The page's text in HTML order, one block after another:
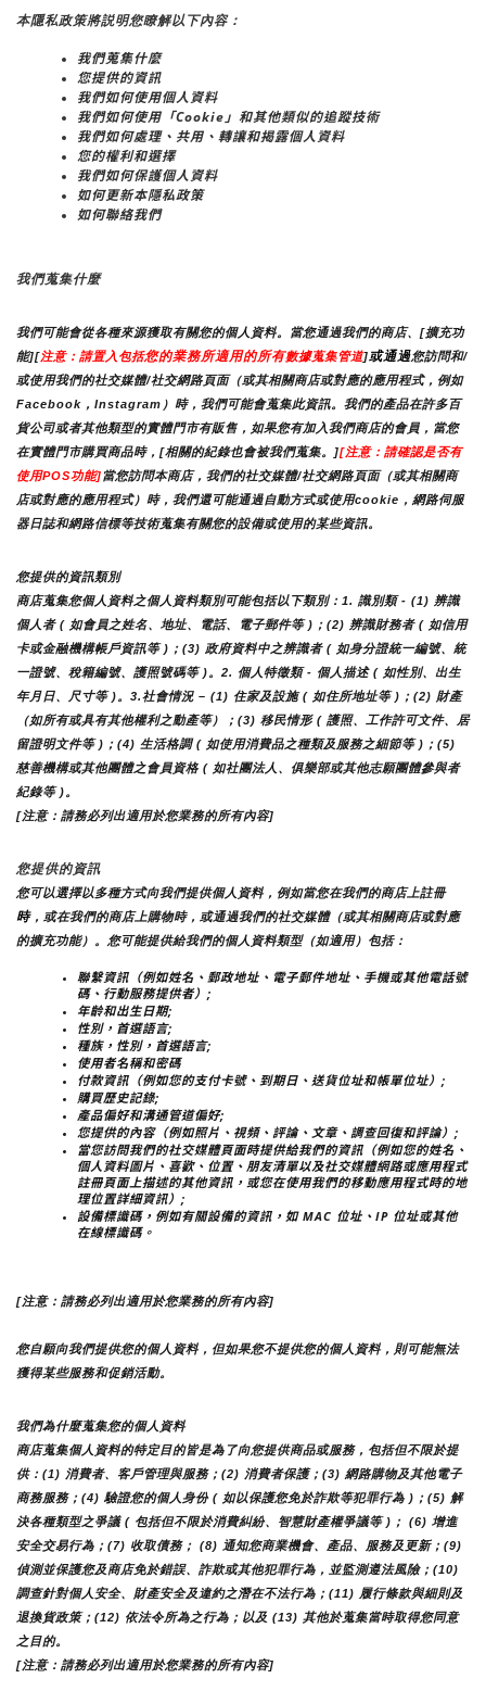
本隱私政策將説明您瞭解以下內容：
我們蒐集什麼
您提供的資訊
我們如何使用個人資料
我們如何使用「Cookie」和其他類似的追蹤技術
我們如何處理、共用、轉讓和揭露個人資料
您的權利和選擇
我們如何保護個人資料
如何更新本隱私政策
如何聯絡我們
我們蒐集什麼
我們可能會從各種來源獲取有關您的個人資料。當您通過我們的商店、[擴充功
能][注意：請置入包括您的業務所適用的所有數據蒐集管道]或通過您訪問和/
或使用我們的社交媒體/社交網路頁面（或其相關商店或對應的應用程式，例如
Facebook，Instagram）時，我們可能會蒐集此資訊。我們的產品在許多百
貨公司或者其他類型的實體門市有販售，如果您有加入我們商店的會員，當您
在實體門市購買商品時，[相關的紀錄也會被我們蒐集。][注意：請確認是否有
使用POS功能]當您訪問本商店，我們的社交媒體/社交網路頁面（或其相關商
店或對應的應用程式）時，我們還可能通過自動方式或使用cookie，網路伺服
器日誌和網路信標等技術蒐集有關您的設備或使用的某些資訊。
您提供的資訊類別
商店蒐集您個人資料之個人資料類別可能包括以下類別：1. 識別類 - (1) 辨識
個人者 ( 如會員之姓名、地址、電話、電子郵件等 )；(2) 辨識財務者 ( 如信用
卡或金融機構帳戶資訊等 )；(3) 政府資料中之辨識者 ( 如身分證統一編號、統
一證號、稅籍編號、護照號碼等 )。2. 個人特徵類 - 個人描述 ( 如性別、出生
年月日、尺寸等 )。3.社會情況 – (1) 住家及設施 ( 如住所地址等 )；(2) 財產
（如所有或具有其他權利之動產等）；(3) 移民情形 ( 護照、工作許可文件、居
留證明文件等 )；(4) 生活格調 ( 如使用消費品之種類及服務之細節等 )；(5)
慈善機構或其他團體之會員資格 ( 如社團法人、俱樂部或其他志願團體參與者
紀錄等 )。
[注意：請務必列出適用於您業務的所有內容]
您提供的資訊
您可以選擇以多種方式向我們提供個人資料，例如當您在我們的商店上註冊
時，或在我們的商店上購物時，或通過我們的社交媒體（或其相關商店或對應
的擴充功能）。您可能提供給我們的個人資料類型（如適用）包括：
聯繫資訊（例如姓名、郵政地址、電子郵件地址、手機或其他電話號
碼、行動服務提供者）;
年齡和出生日期;
性別，首選語言;
種族，性別，首選語言;
使用者名稱和密碼
付款資訊（例如您的支付卡號、到期日、送貨位址和帳單位址）;
購買歷史記錄;
產品偏好和溝通管道偏好;
您提供的內容（例如照片、視頻、評論、文章、調查回復和評論）;
當您訪問我們的社交媒體頁面時提供給我們的資訊（例如您的姓名、
個人資料圖片、喜歡、位置、朋友清單以及社交媒體網路或應用程式
註冊頁面上描述的其他資訊，或您在使用我們的移動應用程式時的地
理位置詳細資訊）;
設備標識碼，例如有關設備的資訊，如 MAC 位址、IP 位址或其他
在線標識碼。
[注意：請務必列出適用於您業務的所有內容]
您自願向我們提供您的個人資料，但如果您不提供您的個人資料，則可能無法
獲得某些服務和促銷活動。
我們為什麼蒐集您的個人資料
商店蒐集個人資料的特定目的皆是為了向您提供商品或服務，包括但不限於提
供：(1) 消費者、客戶管理與服務；(2) 消費者保護；(3) 網路購物及其他電子
商務服務；(4) 驗證您的個人身份 ( 如以保護您免於詐欺等犯罪行為 )；(5) 解
決各種類型之爭議 ( 包括但不限於消費糾紛、智慧財產權爭議等 )； (6) 增進
安全交易行為；(7) 收取債務； (8) 通知您商業機會、產品、服務及更新；(9)
偵測並保護您及商店免於錯誤、詐欺或其他犯罪行為，並監測遵法風險；(10)
調查針對個人安全、財產安全及違約之潛在不法行為；(11) 履行條款與細則及
退換貨政策；(12) 依法令所為之行為；以及 (13) 其他於蒐集當時取得您同意
之目的。
[注意：請務必列出適用於您業務的所有內容]